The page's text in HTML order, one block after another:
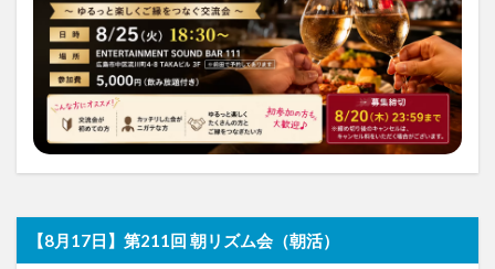
【8月17日】第211回 朝リズム会（朝活）